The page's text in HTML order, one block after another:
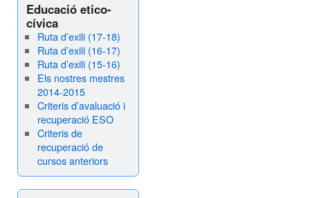
Educació etico-
cívica
Ruta d’exili (17-18)
Ruta d’exili (16-17)
Ruta d’exili (15-16)
Els nostres mestres
2014-2015
Criteris d’avaluació i
recuperació ESO
Criteris de
recuperació de
cursos anteriors